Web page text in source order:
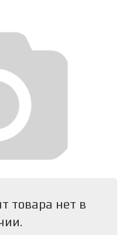
товара нет в